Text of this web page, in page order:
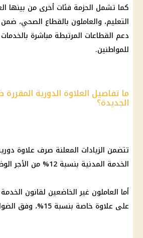
كما تشمل الحزمة فئات أخرى من بينها
التعليم، والعاملون بالقطاع الصحي،
دعم القطاعات المرتبطة مباشرة
للمواطنين.
ما تفاصيل العلاوة الدورية
الجديدة؟
تتضمن الزيادات المعلنة صرف علاوة
الخدمة المدنية بنسبة 12% من الأجر الوظيفي.
أما العاملون غير الخاضعين لقانون
على علاوة خاصة بنسبة 15%، وفق الضوابط المنظمة لذلك.